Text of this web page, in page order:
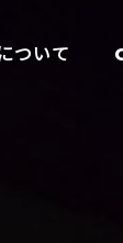
ついて